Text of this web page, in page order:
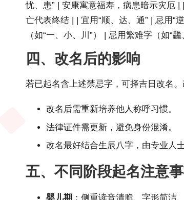
忧、患” | 安康寓意福寿，病患暗示灾厄 |
亡代表终结 | | 宜用“顺、达、通” | 忌用“
（如“一、小、川”） | 忌用繁难字（如
四、改名后的影响
若已起名含上述禁忌字，可择吉日改名
改名后需重新培养他人称呼习惯。
法律证件需更新，避免身份混淆。
改名最好结合生辰八字 ，由专业人
五、不同阶段起名注意
婴儿期 ：侧重读音清脆、字形简洁